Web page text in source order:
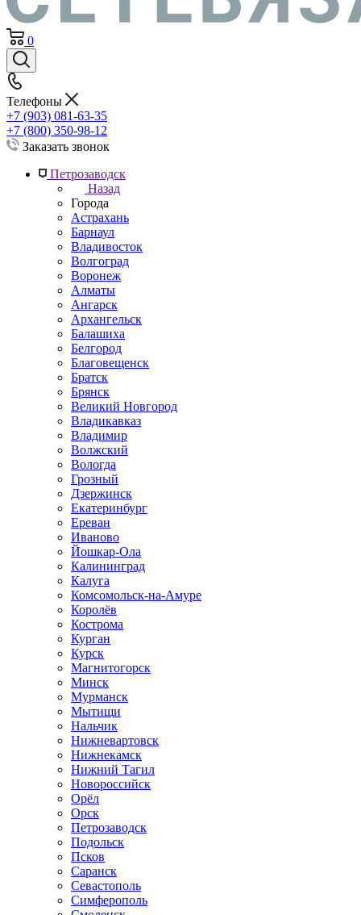
0
Телефоны
+7 (903) 081-63-35
+7 (800) 350-98-12
Заказать звонок
Петрозаводск
Назад
Города
Астрахань
Барнаул
Владивосток
Волгоград
Воронеж
Алматы
Ангарск
Архангельск
Балашиха
Белгород
Благовещенск
Братск
Брянск
Великий Новгород
Владикавказ
Владимир
Волжский
Вологда
Грозный
Дзержинск
Екатеринбург
Ереван
Иваново
Йошкар-Ола
Калининград
Калуга
Комсомольск-на-Амуре
Королёв
Кострома
Курган
Курск
Магнитогорск
Минск
Мурманск
Мытищи
Нальчик
Нижневартовск
Нижнекамск
Нижний Тагил
Новороссийск
Орёл
Орск
Петрозаводск
Подольск
Псков
Саранск
Севастополь
Симферополь